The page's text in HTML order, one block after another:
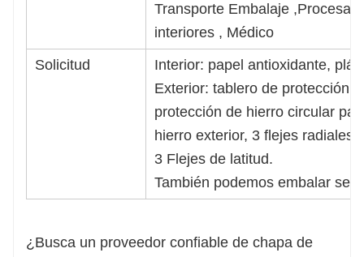
Transporte Embalaje
interiores , Médico
Solicitud
Interior: papel antioxidante,
Exterior: tablero de protección
protección de hierro circular
hierro exterior, 3 flejes radiales y
3 Flejes de latitud.
También podemos embalar
¿Busca un proveedor confiable de chapa de